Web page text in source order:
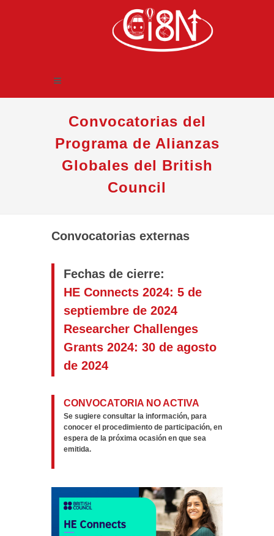
Convocatorias del
Programa de Alianzas
Globales del British
Council
Convocatorias externas
Fechas de cierre:
HE Connects 2024: 5 de
septiembre de 2024
Researcher Challenges
Grants 2024: 30 de agosto
de 2024
CONVOCATORIA NO ACTIVA
Se sugiere consultar la información, para
conocer el procedimiento de participación, en
espera de la próxima ocasión en que sea
emitida.